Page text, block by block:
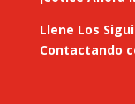
Llene Los
Contactando